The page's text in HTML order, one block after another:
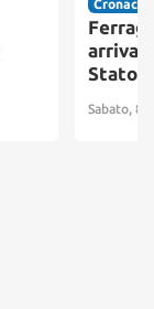
Cronaca
Stato
Sabato, 8